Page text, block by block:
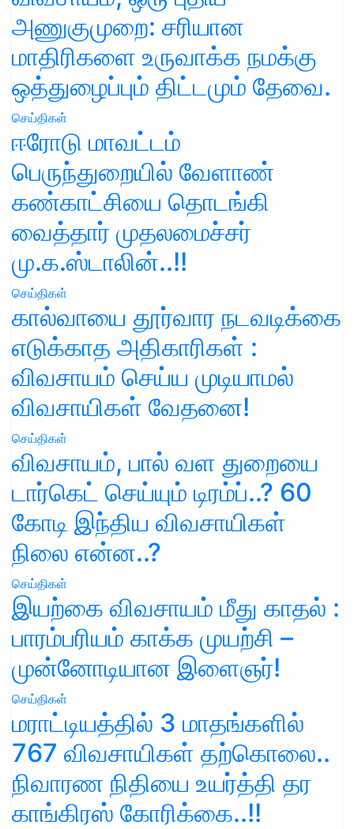
அணுகுமுறை: சரியான
மாதிரிகளை உருவாக்க நமக்கு
ஒத்துழைப்பும் திட்டமும் தேவை.
செய்திகள்
ஈரோடு மாவட்டம்
பெருந்துறையில் வேளாண்
கண்காட்சியை தொடங்கி
வைத்தார் முதலமைச்சர்
மு.க.ஸ்டாலின்..!!
செய்திகள்
கால்வாயை தூர்வார நடவடிக்கை
எடுக்காத அதிகாரிகள் :
விவசாயம் செய்ய முடியாமல்
விவசாயிகள் வேதனை!
செய்திகள்
விவசாயம், பால் வள துறையை
டார்கெட் செய்யும் டிரம்ப்..? 60
கோடி இந்திய விவசாயிகள்
நிலை என்ன..?
செய்திகள்
இயற்கை விவசாயம் மீது காதல் :
பாரம்பரியம் காக்க முயற்சி –
முன்னோடியான இளைஞர்!
செய்திகள்
மராட்டியத்தில் 3 மாதங்களில்
767 விவசாயிகள் தற்கொலை..
நிவாரண நிதியை உயர்த்தி தர
காங்கிரஸ் கோரிக்கை..!!